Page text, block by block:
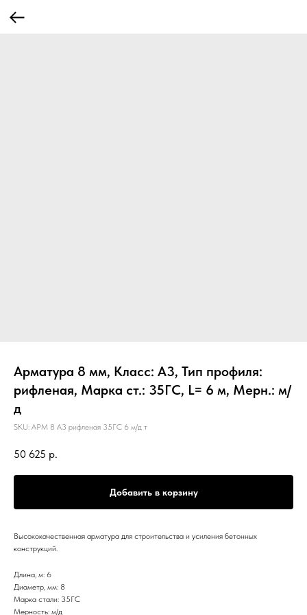
Арматура 8 мм, Класс: А3, Тип профиля:
рифленая, Марка ст.: 35ГС, L= 6 м, Мерн.: м/
д
SKU: АРМ 8 А3 рифленая 35ГС 6 м/д т
50 625 р.
Добавить в корзину
Высококачественная арматура для строительства и усиления бетонных
конструкций.
Длина, м: 6
Диаметр, мм: 8
Марка стали: 35ГС
Мерность: м/д